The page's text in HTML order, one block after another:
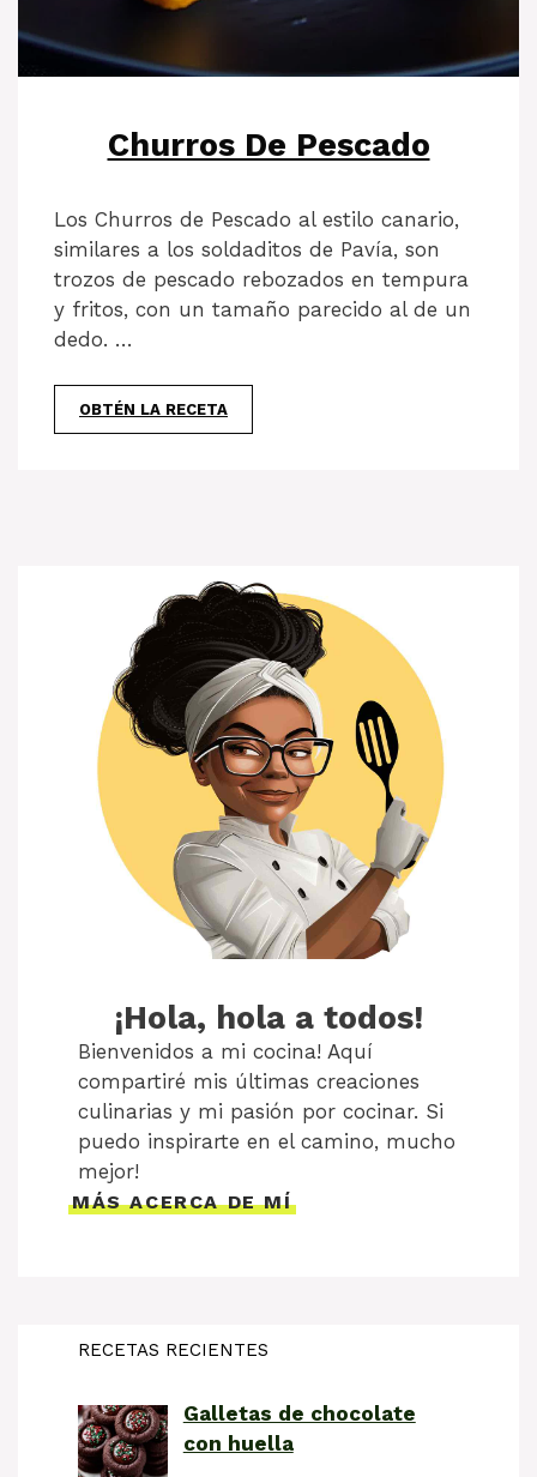
Churros De Pescado
Los Churros de Pescado al estilo canario,
similares a los soldaditos de Pavía, son
trozos de pescado rebozados en tempura
y fritos, con un tamaño parecido al de un
dedo. …
OBTÉN LA RECETA
¡Hola, hola a todos!
Bienvenidos a mi cocina! Aquí
compartiré mis últimas creaciones
culinarias y mi pasión por cocinar. Si
puedo inspirarte en el camino, mucho
mejor!
MÁS ACERCA DE MÍ
RECETAS RECIENTES
Galletas de chocolate
con huella